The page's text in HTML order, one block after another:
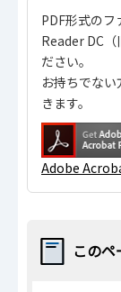
PDF形式の
Reader DC
ださい。
お持ちでな
きます。
Adobe
この